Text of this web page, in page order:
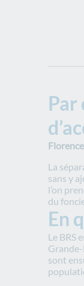
Par
La
sans y
l’on
du
En
Le BRS
sont